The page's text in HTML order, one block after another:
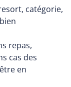
catégorie,
repas,
cas des
en